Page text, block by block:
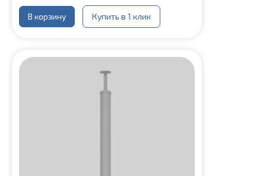
В корзину Купить в 1 клик